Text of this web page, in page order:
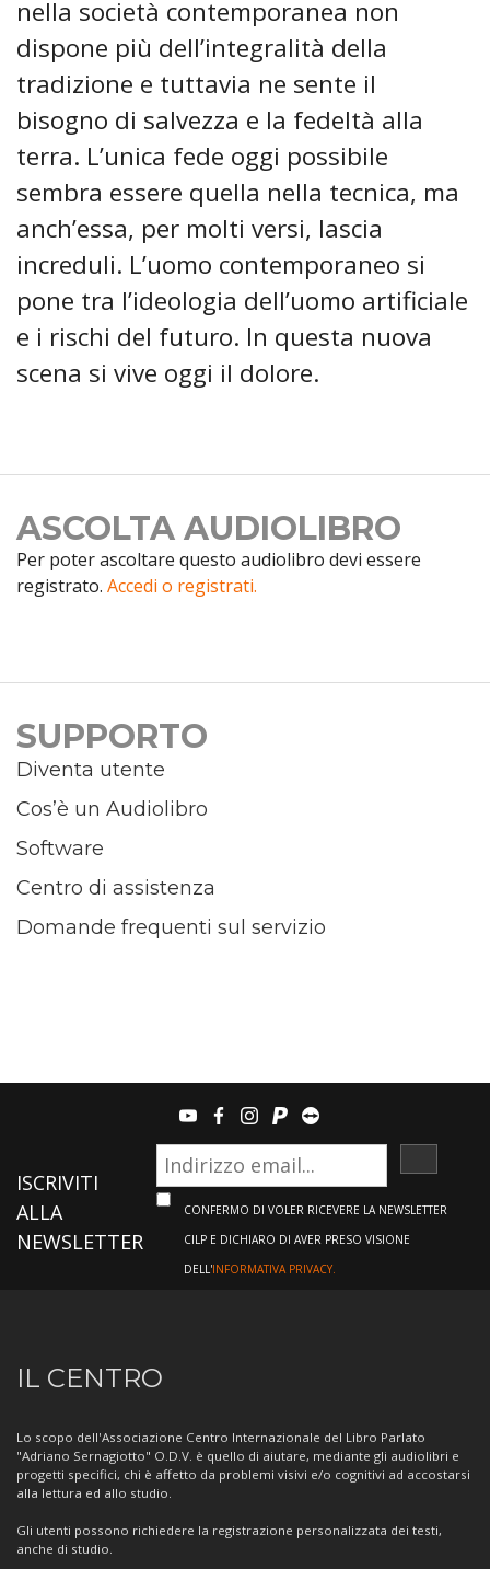
nella società contemporanea non
dispone più dell’integralità della
tradizione e tuttavia ne sente il
bisogno di salvezza e la fedeltà alla
terra. L’unica fede oggi possibile
sembra essere quella nella tecnica, ma
anch’essa, per molti versi, lascia
increduli. L’uomo contemporaneo si
pone tra l’ideologia dell’uomo artificiale
e i rischi del futuro. In questa nuova
scena si vive oggi il dolore.
ASCOLTA AUDIOLIBRO
Per poter ascoltare questo audiolibro devi essere
registrato. Accedi o registrati.
SUPPORTO
Diventa utente
Cos’è un Audiolibro
Software
Centro di assistenza
Domande frequenti sul servizio
youtubefacebook
instagram
paypalteamviewer
ISCRIVITI
ALLA
NEWSLETTER
CONFERMO DI VOLER RICEVERE LA NEWSLETTER
CILP E DICHIARO DI AVER PRESO VISIONE
DELL'INFORMATIVA PRIVACY.
Informazioni
sul
Centro
IL CENTRO
Lo scopo dell'Associazione Centro Internazionale del Libro Parlato
"Adriano Sernagiotto" O.D.V. è quello di aiutare, mediante gli audiolibri e
progetti specifici, chi è affetto da problemi visivi e/o cognitivi ad accostarsi
alla lettura ed allo studio.
Gli utenti possono richiedere la registrazione personalizzata dei testi,
anche di studio.